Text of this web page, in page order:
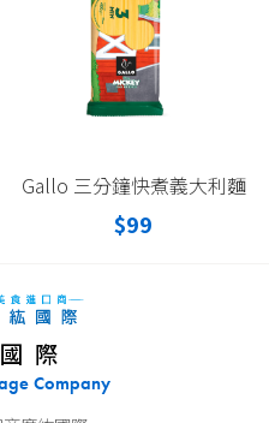
Gallo 三分鐘快煮義大利麵
$99
際
Company